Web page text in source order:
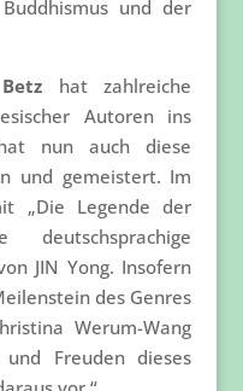
Buddhismus und der
hat zahlreiche
Autoren ins
nun auch diese
und gemeistert. Im
„Die Legende der
JIN Yong. Insofern
des Genres
Werum-Wang
Freuden dieses